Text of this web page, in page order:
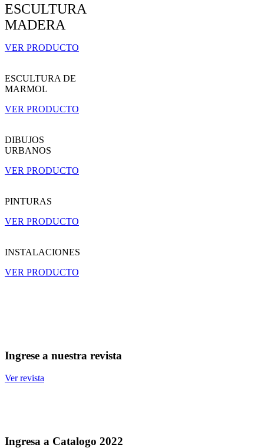
ESCULTURA
MADERA
VER PRODUCTO
ESCULTURA DE
MARMOL
VER PRODUCTO
DIBUJOS
URBANOS
VER PRODUCTO
PINTURAS
VER PRODUCTO
INSTALACIONES
VER PRODUCTO
Ingrese a nuestra revista
Ver revista
Ingresa a Catalogo 2022